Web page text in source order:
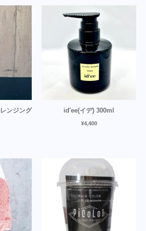
ンジング
id'ee(イデ) 300ml
¥4,400